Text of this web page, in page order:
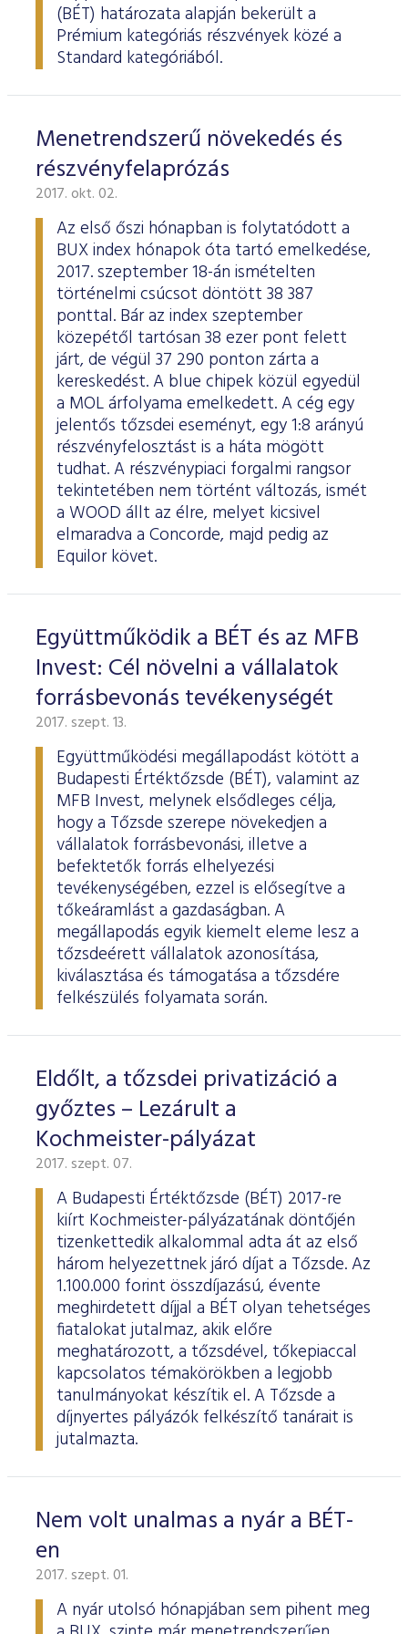
ESG Útmutató
(BÉT) határozata alapján bekerült a
Prémium kategóriás részvények közé a
Standard kategóriából.
Menetrendszerű növekedés és
részvényfelaprózás
2017. okt. 02.
Az első őszi hónapban is folytatódott a
BUX index hónapok óta tartó emelkedése,
2017. szeptember 18-án ismételten
történelmi csúcsot döntött 38 387
ponttal. Bár az index szeptember
közepétől tartósan 38 ezer pont felett
járt, de végül 37 290 ponton zárta a
kereskedést. A blue chipek közül egyedül
a MOL árfolyama emelkedett. A cég egy
jelentős tőzsdei eseményt, egy 1:8 arányú
részvényfelosztást is a háta mögött
tudhat. A részvénypiaci forgalmi rangsor
tekintetében nem történt változás, ismét
a WOOD állt az élre, melyet kicsivel
elmaradva a Concorde, majd pedig az
Equilor követ.
Együttműködik a BÉT és az MFB
Invest: Cél növelni a vállalatok
forrásbevonás tevékenységét
2017. szept. 13.
Együttműködési megállapodást kötött a
Budapesti Értéktőzsde (BÉT), valamint az
MFB Invest, melynek elsődleges célja,
hogy a Tőzsde szerepe növekedjen a
vállalatok forrásbevonási, illetve a
befektetők forrás elhelyezési
tevékenységében, ezzel is elősegítve a
tőkeáramlást a gazdaságban. A
megállapodás egyik kiemelt eleme lesz a
tőzsdeérett vállalatok azonosítása,
kiválasztása és támogatása a tőzsdére
felkészülés folyamata során.
Eldőlt, a tőzsdei privatizáció a
győztes – Lezárult a
Kochmeister-pályázat
2017. szept. 07.
A Budapesti Értéktőzsde (BÉT) 2017-re
kiírt Kochmeister-pályázatának döntőjén
tizenkettedik alkalommal adta át az első
három helyezettnek járó díjat a Tőzsde. Az
1.100.000 forint összdíjazású, évente
meghirdetett díjjal a BÉT olyan tehetséges
fiatalokat jutalmaz, akik előre
meghatározott, a tőzsdével, tőkepiaccal
kapcsolatos témakörökben a legjobb
tanulmányokat készítik el. A Tőzsde a
díjnyertes pályázók felkészítő tanárait is
jutalmazta.
Nem volt unalmas a nyár a BÉT-
en
2017. szept. 01.
A nyár utolsó hónapjában sem pihent meg